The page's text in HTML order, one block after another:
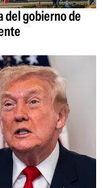
del gobierno de